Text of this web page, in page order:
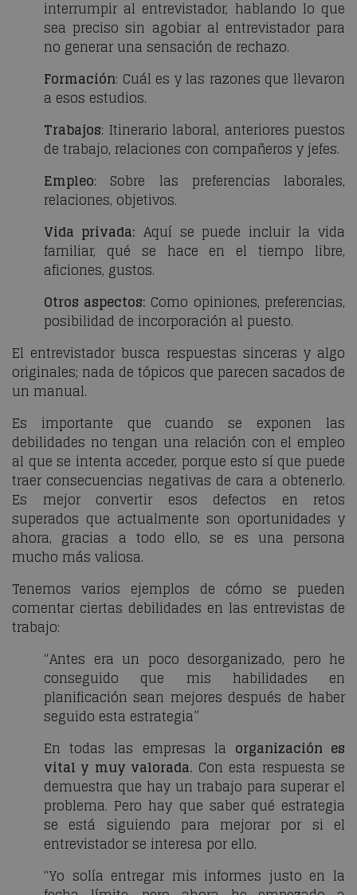
interrumpir al entrevistador, hablando lo que
sea preciso sin agobiar al entrevistador para
no generar una sensación de rechazo.
Formación: Cuál es y las razones que llevaron
a esos estudios.
Trabajos: Itinerario laboral, anteriores puestos
de trabajo, relaciones con compañeros y jefes.
Empleo: Sobre las preferencias laborales,
relaciones, objetivos.
Vida privada: Aquí se puede incluir la vida
familiar, qué se hace en el tiempo libre,
aficiones, gustos.
Otros aspectos: Como opiniones, preferencias,
posibilidad de incorporación al puesto.
El entrevistador busca respuestas sinceras y algo
originales; nada de tópicos que parecen sacados de
un manual.
Es importante que cuando se exponen las
debilidades no tengan una relación con el empleo
al que se intenta acceder, porque esto sí que puede
traer consecuencias negativas de cara a obtenerlo.
Es mejor convertir esos defectos en retos
superados que actualmente son oportunidades y
ahora, gracias a todo ello, se es una persona
mucho más valiosa.
Tenemos varios ejemplos de cómo se pueden
comentar ciertas debilidades en las entrevistas de
trabajo:
“Antes era un poco desorganizado, pero he
conseguido que mis habilidades en
planificación sean mejores después de haber
seguido esta estrategia”
En todas las empresas la organización es
vital y muy valorada. Con esta respuesta se
demuestra que hay un trabajo para superar el
problema. Pero hay que saber qué estrategia
se está siguiendo para mejorar por si el
entrevistador se interesa por ello.
“Yo solía entregar mis informes justo en la